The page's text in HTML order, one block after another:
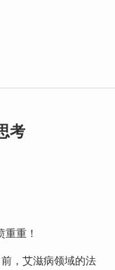
考
重！
，艾滋病领域的法